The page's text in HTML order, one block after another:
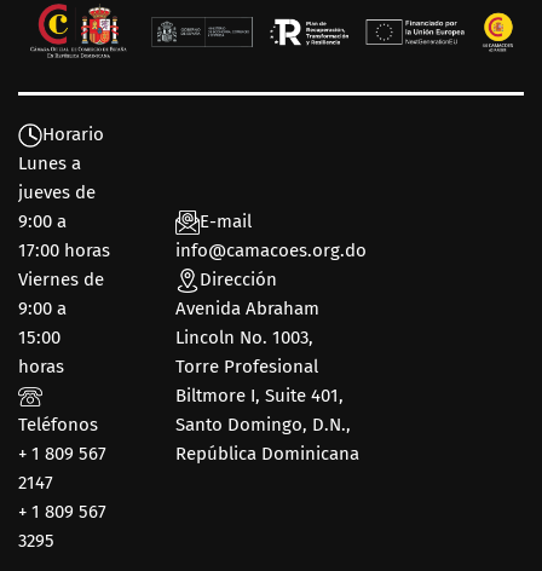
Horario
Lunes a
jueves de
9:00 a
17:00 horas
Viernes de
9:00 a
15:00
horas
Teléfonos
+ 1 809 567
2147
+ 1 809 567
3295
E-mail
info@camacoes.org.do
Dirección
Avenida Abraham
Lincoln No. 1003,
Torre Profesional
Biltmore I, Suite 401,
Santo Domingo, D.N.,
República Dominicana